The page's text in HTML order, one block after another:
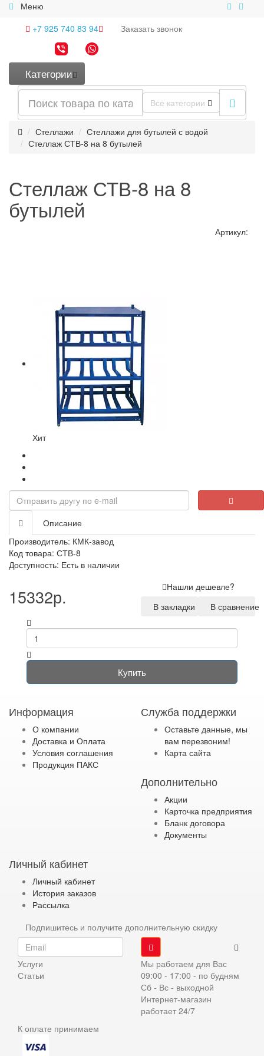
Меню
+7 925 740 83 94
Заказать звонок
Категории
Все категории
Стеллажи
Стеллажи для бутылей с водой
Стеллаж СТВ-8 на 8 бутылей
Стеллаж СТВ-8 на 8
бутылей
Артикул:
Хит
Описание
Производитель: КМК-завод
Код товара: СТВ-8
Доступность: Есть в наличии
15332р.
Нашли дешевле?
В закладки
В сравнение
Купить
Информация
О компании
Доставка и Оплата
Условия соглашения
Продукция ПАКС
Служба поддержки
Оставьте данные, мы
вам перезвоним!
Карта сайта
Дополнительно
Акции
Карточка предприятия
Бланк договора
Документы
Личный кабинет
Личный кабинет
История заказов
Рассылка
Подпишитесь и получите дополнительную скидку
Услуги
Статьи
Мы работаем для Вас
09:00 - 17:00 - по будням
Сб - Вс - выходной
Интернет-магазин
работает 24/7
К оплате принимаем